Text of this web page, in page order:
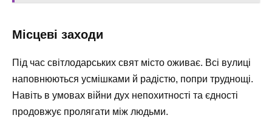
Місцеві заходи
Під час світлодарських свят місто оживає. Всі вулиці
наповнюються усмішками й радістю, попри труднощі.
Навіть в умовах війни дух непохитності та єдності
продовжує пролягати між людьми.